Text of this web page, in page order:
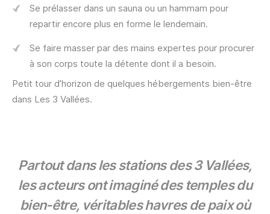
Se prélasser dans un sauna ou un hammam pour
repartir encore plus en forme le lendemain.
Se faire masser par des mains expertes pour procurer
à son corps toute la détente dont il a besoin.
Petit tour d’horizon de quelques hébergements bien-être
dans Les 3 Vallées.
Partout dans les stations des 3 Vallées,
les acteurs ont imaginé des temples du
bien-être, véritables havres de paix où